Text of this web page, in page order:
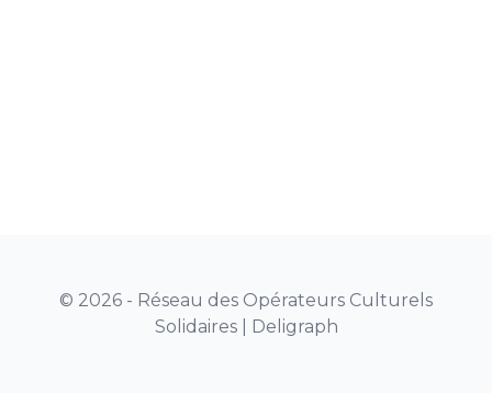
© 2026 - Réseau des Opérateurs Culturels
Solidaires | Deligraph